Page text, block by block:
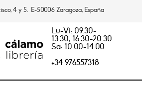
4 y 5. E-50006 Zaragoza, España
Lu-Vi: 09.30-
13.30, 16.30-20.30
Sa: 10.00-14.00
+34 976557318